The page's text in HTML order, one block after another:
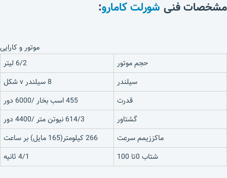
مشخصات فنی شورلت کامارو:
موتور و کارایی
حجم موتور
سیلندر
قدرت
گشتاور
ماکززیمم سرعت
شتاب 0تا 100